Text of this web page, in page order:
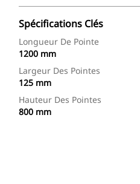
Spécifications Clés
Longueur De Pointe
1200 mm
Largeur Des Pointes
125 mm
Hauteur Des Pointes
800 mm